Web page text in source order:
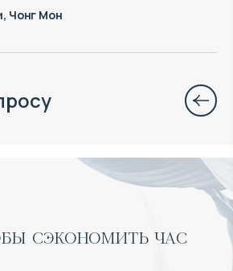
Чонг Мон
сэкономить час